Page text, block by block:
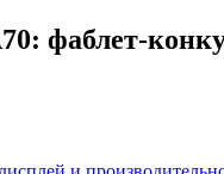
фаблет-